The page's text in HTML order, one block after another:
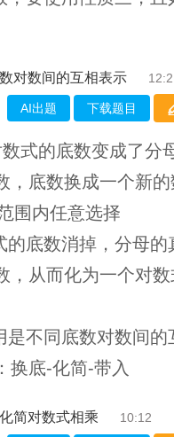
对数间的互相表示
AI出题 下载题目
式的底数变成了分
，底数换成一个新
围内任意选择
的底数消掉，分母的
，从而化为一个对
是不同底数对数间的
换底-化简-带入
简对数式相乘 10:12